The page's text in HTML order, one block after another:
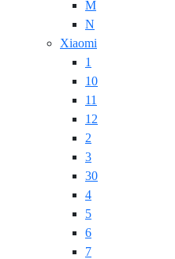
M
N
Xiaomi
1
10
11
12
2
3
30
4
5
6
7